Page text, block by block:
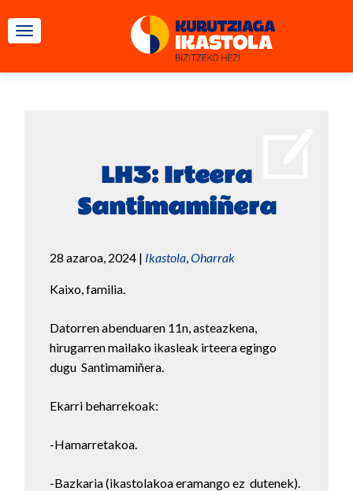
TOGGLE NAVIGATION
LH3: Irteera
Santimamiñera
28 azaroa, 2024 | Ikastola,Oharrak
Kaixo, familia.
Datorren abenduaren 11n, asteazkena,
hirugarren mailako ikasleak irteera egingo
dugu Santimamiñera.
Ekarri beharrekoak:
-Hamarretakoa.
-Bazkaria (ikastolakoa eramango ez dutenek).